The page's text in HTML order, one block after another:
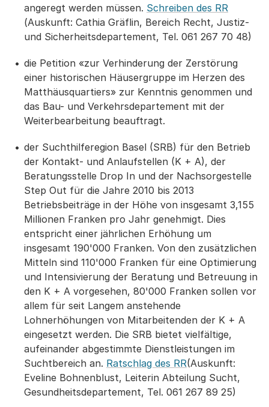
angeregt werden müssen. Schreiben des RR
(Auskunft: Cathia Gräflin, Bereich Recht, Justiz-
und Sicherheitsdepartement, Tel. 061 267 70 48)
die Petition «zur Verhinderung der Zerstörung
einer historischen Häusergruppe im Herzen des
Matthäusquartiers» zur Kenntnis genommen und
das Bau- und Verkehrsdepartement mit der
Weiterbearbeitung beauftragt.
der Suchthilferegion Basel (SRB) für den Betrieb
der Kontakt- und Anlaufstellen (K + A), der
Beratungsstelle Drop In und der Nachsorgestelle
Step Out für die Jahre 2010 bis 2013
Betriebsbeiträge in der Höhe von insgesamt 3,155
Millionen Franken pro Jahr genehmigt. Dies
entspricht einer jährlichen Erhöhung um
insgesamt 190'000 Franken. Von den zusätzlichen
Mitteln sind 110'000 Franken für eine Optimierung
und Intensivierung der Beratung und Betreuung in
den K + A vorgesehen, 80'000 Franken sollen vor
allem für seit Langem anstehende
Lohnerhöhungen von Mitarbeitenden der K + A
eingesetzt werden. Die SRB bietet vielfältige,
aufeinander abgestimmte Dienstleistungen im
Suchtbereich an. Ratschlag des RR(Auskunft:
Eveline Bohnenblust, Leiterin Abteilung Sucht,
Gesundheitsdepartement, Tel. 061 267 89 25)